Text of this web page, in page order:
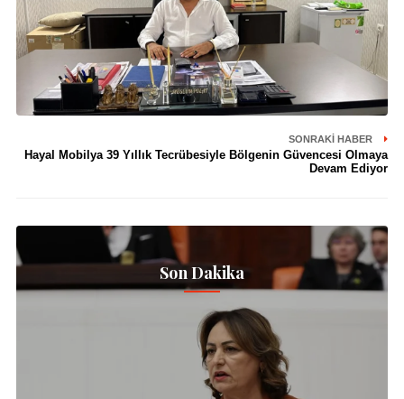
SONRAKI HABER
Hayal Mobilya 39 Yıllık Tecrübesiyle Bölgenin Güvencesi Olmaya
Devam Ediyor
Son Dakika